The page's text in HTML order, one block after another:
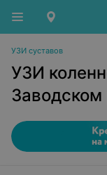
УЗИ суставов
УЗИ
Заводском